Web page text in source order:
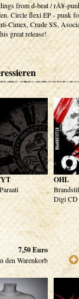
from d-beat / rÃ¥-
Circle flexi EP - punk
Cimex, Crude SS,
great release!
7,50Euro
den Warenkorb
OHL
Digi CD